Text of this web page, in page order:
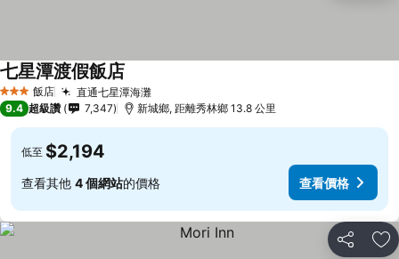
3 星級 飯店 直通七星潭海灘
七星潭渡假飯店
9.4 超級讚 7,347 新城鄉, 距離秀林鄉 13.8 公里
低至 $2,194
查看其他 4 個網站的價格 查看價格
分享 加